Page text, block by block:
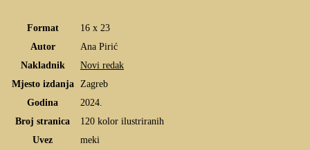
Format
16 x 23
Autor
Ana Pirić
Nakladnik
Novi redak
Mjesto izdanja
Zagreb
Godina
2024.
Broj stranica
120 kolor ilustriranih
Uvez
meki